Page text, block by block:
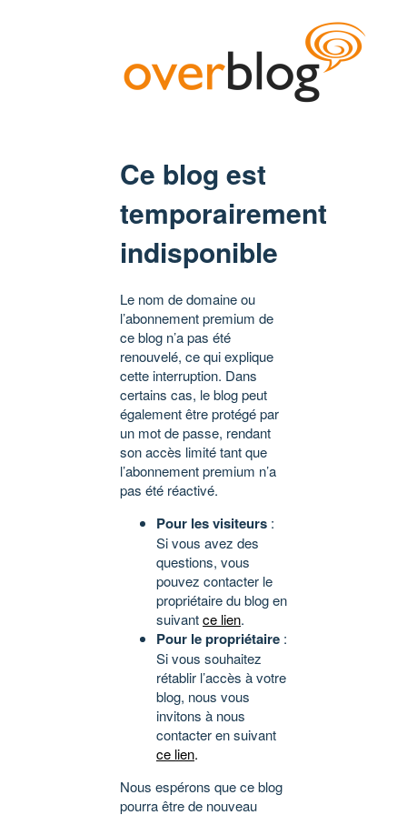
Ce blog est
temporairement
indisponible
Le nom de domaine ou
l’abonnement premium de
ce blog n’a pas été
renouvelé, ce qui explique
cette interruption. Dans
certains cas, le blog peut
également être protégé par
un mot de passe, rendant
son accès limité tant que
l’abonnement premium n’a
pas été réactivé.
Pour les visiteurs :
Si vous avez des
questions, vous
pouvez contacter le
propriétaire du blog en
suivantce lien.
Pour le propriétaire :
Si vous souhaitez
rétablir l’accès à votre
blog, nous vous
invitons à nous
contacter en suivant
ce lien.
Nous espérons que ce blog
pourra être de nouveau